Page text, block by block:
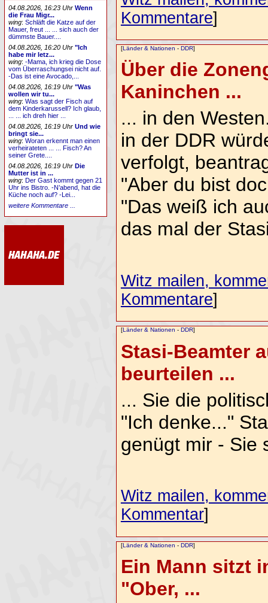
Kommentare]
[Länder & Nationen - DDR]
Über die
Kaninchen ...
... in den
in der DDR
verfolgt,
"Aber du bist
"Das weiß ich
das mal der
Witz mailen,
Kommentare]
[Länder & Nationen - DDR]
Stasi-Beamter
beurteilen ...
... Sie die
"Ich denke..."
genügt mir - Sie
Witz mailen,
Kommentar]
[Länder & Nationen - DDR]
Ein Mann sitzt
"Ober, ...
04.08.2026, 16:23 Uhr Wenn
die Frau Migr...
wing:Schläft die Katze auf der
Mauer, freut ... ... sich auch der
dümmste Bauer....
04.08.2026, 16:20 Uhr "Ich
habe mir letz...
wing:-Mama, ich krieg die Dose
vom Überraschungsei nicht auf.
-Das ist eine Avocado,...
04.08.2026, 16:19 Uhr "Was
wollen wir tu...
wing:Was sagt der Fisch auf
dem Kinderkarussell? Ich glaub,
... ... ich dreh hier ...
04.08.2026, 16:19 Uhr Und wie
bringt sie...
wing:Woran erkennt man einen
verheirateten ... ... Fisch? An
seiner Grete....
04.08.2026, 16:19 Uhr Die
Mutter ist in ...
wing:Der Gast kommt gegen 21
Uhr ins Bistro. -N’abend, hat die
Küche noch auf? -Lei...
weitere Kommentare ...